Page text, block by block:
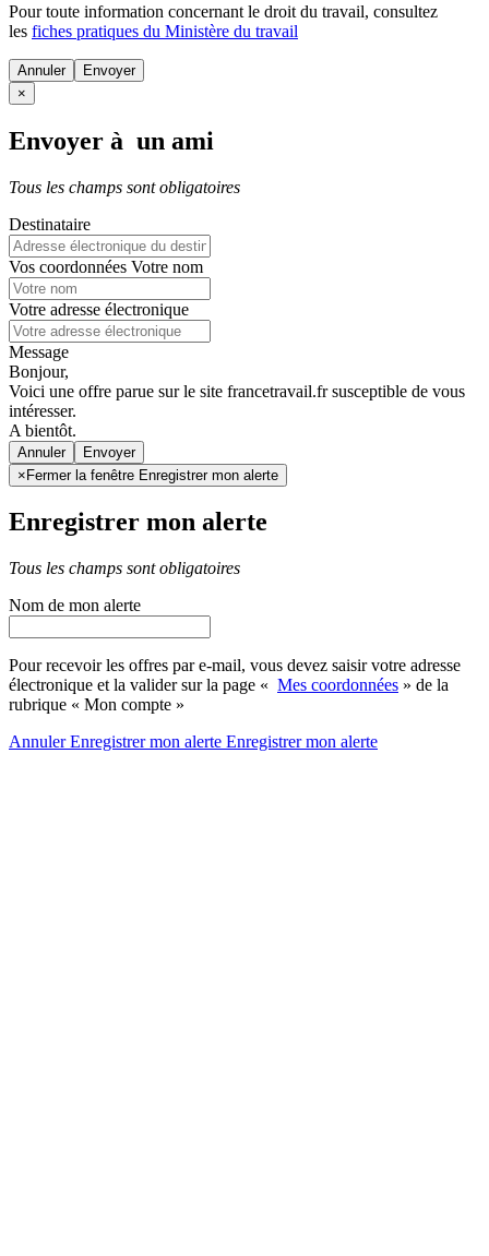
Pour toute information concernant le droit du travail, consultez
les fiches pratiques du Ministère du travail
Annuler
×
Envoyer à un ami
Tous les champs sont obligatoires
Destinataire
Vos coordonnées Votre nom
Votre adresse électronique
Message
Bonjour,
Voici une offre parue sur le site francetravail.fr susceptible de vous
intéresser.
A bientôt.
Annuler
×Fermer la fenêtre Enregistrer mon alerte
Enregistrer mon alerte
Tous les champs sont obligatoires
Nom de mon alerte
Pour recevoir les offres par e-mail, vous devez saisir votre adresse
électronique et la valider sur la page « Mes coordonnées » de la
rubrique « Mon compte »
AnnulerEnregistrer mon alerte Enregistrermon alerte